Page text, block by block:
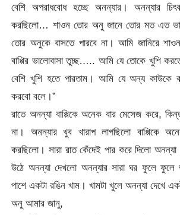
বেশি অপরাধবোধ হচ্ছে অনন্যার। অনন্যার
করছিলো… শাওন তোর অনু জানে তোর মত এত
তোর অনুকে বাসতে পারবে না। আমি জানিরে
বাপ্পির ভালোবাসা তুচ্ছ….. আমি যে তোকে খুশি
বেশি খুশি হতে পারতাম। আমি যে অন্য কাউকে
করবো বলে।”
রাতে অনন্যা বাপ্পিকে অনেক বার মেসেজ করে,
না। অনন্যার খুব খারাপ লাগছিলো বাপ্পিকে
করছিলো। সারা রাত কেঁদেই পার করে দিলো
উঠে অনন্যা দেখলো অনন্যার সারা ঘর ফুলে ফুলে
পাশে একটা রঙিন খাম। খামটা খুলে অনন্যা দেখে
অনু আমার জানু,